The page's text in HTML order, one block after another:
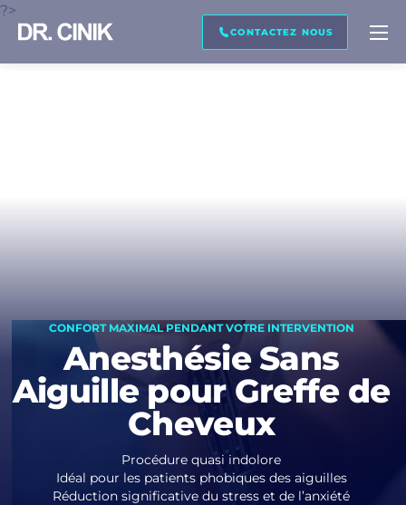
?>
CONTACTEZ NOUS
RAPPELEZ MOI
Téléphone *
J’ai lu et j’accepte le Consentement pour Message Électronique Commercial.
CONFORT MAXIMAL PENDANT VOTRE INTERVENTION
Anesthésie Sans
Aiguille pour Greffe de
Cheveux
Procédure quasi indolore
Idéal pour les patients phobiques des aiguilles
Réduction significative du stress et de l’anxiété
TRANSCRIPTION